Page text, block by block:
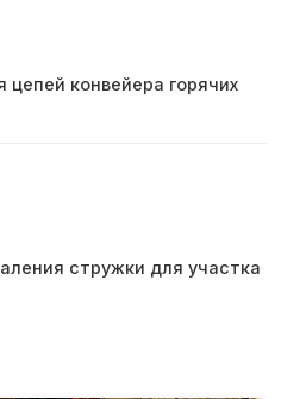
конвейера горячих
стружки для участка